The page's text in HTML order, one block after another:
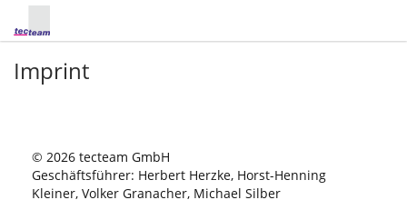
Imprint
© 2026 tecteam GmbH
Geschäftsführer: Herbert Herzke, Horst-Henning
Kleiner, Volker Granacher, Michael Silber